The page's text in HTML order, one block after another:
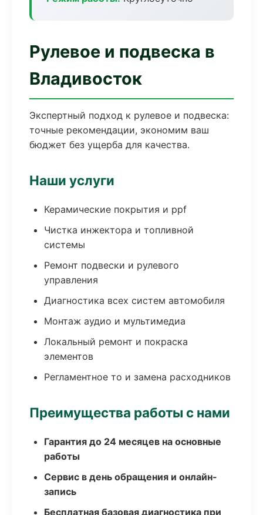
Рулевое и подвеска в
Владивосток
Экспертный подход к рулевое и подвеска:
точные рекомендации, экономим ваш
бюджет без ущерба для качества.
Наши услуги
Керамические покрытия и ppf
Чистка инжектора и топливной
системы
Ремонт подвески и рулевого
управления
Диагностика всех систем автомобиля
Монтаж аудио и мультимедиа
Локальный ремонт и покраска
элементов
Регламентное то и замена расходников
Преимущества работы с нами
Гарантия до 24 месяцев на основные
работы
Сервис в день обращения и онлайн-
запись
Бесплатная базовая диагностика при